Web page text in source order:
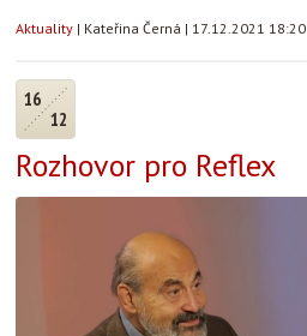
Aktuality | Kateřina Černá | 17.12.2021 18:20
16
12
Rozhovor pro Reflex